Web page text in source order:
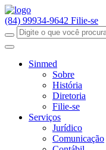
(84) 99934-9642 Filie-se
Sinmed
Sobre
História
Diretoria
Filie-se
Serviços
Jurídico
Comunicação